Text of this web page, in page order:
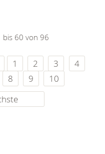
bis 60 von 96
1 2 3
4
8 9
10